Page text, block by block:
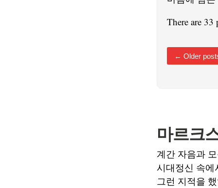
There are 33
← Older
마르크
계간 자음과
시대정신 속에
그런 지적을